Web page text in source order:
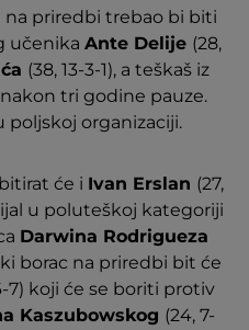
priredbi trebao bi biti
učenika Ante Delije (28,
(38, 13-3-1), a teškaš iz
nakon tri godine pauze.
poljskoj organizaciji.
će i Ivan Erslan (27,
u poluteškoj kategoriji
Darwina Rodrigueza
borac na priredbi bit će
7) koji će se boriti protiv
Kaszubowskog (24, 7-